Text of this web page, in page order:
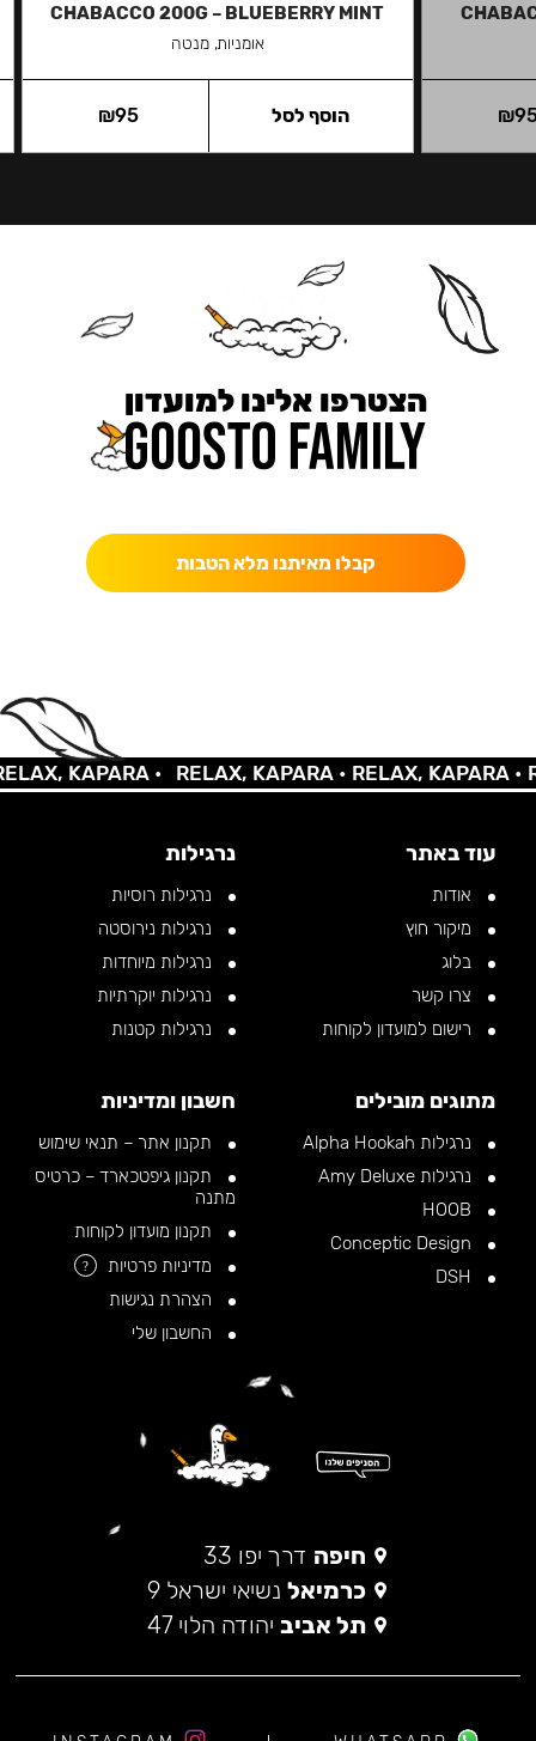
₪
CHABACCO 200G – BLUEBERRY MINT
אומניות, מנטה
₪95 הוסף לסל
הצטרפו אלינו למועדון
קבלו מאיתנו מלא הטבות
KAPARA • RELAX, KAPARA •RELAX, KAPARA •
עוד באתר
אודות
מיקור חוץ
בלוג
צרו קשר
רישום למועדון לקוחות
נרגילות
נרגילות רוסיות
נרגילות נירוסטה
נרגילות מיוחדות
נרגילות יוקרתיות
נרגילות קטנות
מתוגים מובילים
נרגילות Alpha Hookah
נרגילות Amy Deluxe
חשבון ומדיניות
תקנון אתר – תנאי שימוש
תקנון גיפטכארד – כרטיס
מתנה
תקנון מועדון לקוחות
מדיניות פרטיות
?
הצהרת נגישות
החשבון שלי
חיפה דרך יפו 33
כרמיאל נשיאי ישראל 9
תל אביב יהודה הלוי 47